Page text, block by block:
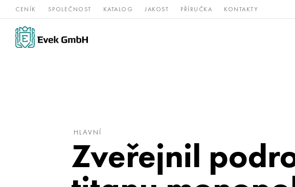
CENÍK SPOLEČNOST KATALOG JAKOST PŘÍRUČKA KONTAKTY
Slitiny
niklu
nerezová Vzácné a
HLAVNÍ
Zveřejnil